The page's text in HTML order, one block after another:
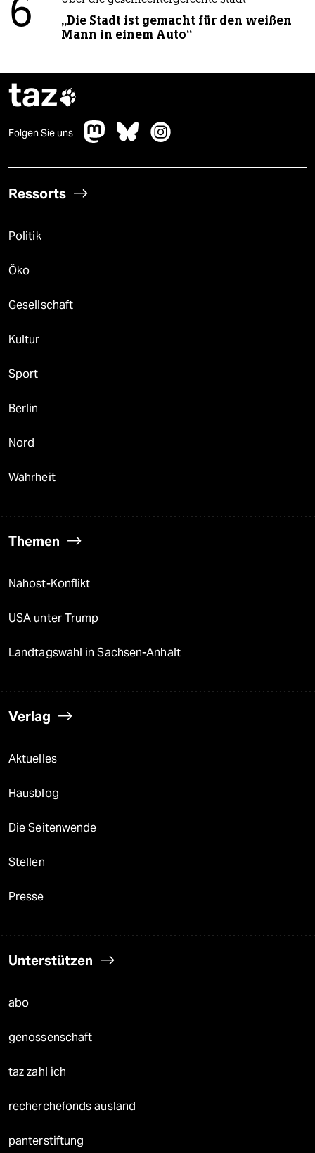
6
„Die Stadt ist gemacht für den weißen
Mann in einem Auto“
taz
Folgen Sie uns
Ressorts
Politik
Öko
Gesellschaft
Kultur
Sport
Berlin
Nord
Wahrheit
Themen
Nahost-Konflikt
USA unter Trump
Landtagswahl in Sachsen-Anhalt
Verlag
Aktuelles
Hausblog
Die Seitenwende
Stellen
Presse
Unterstützen
abo
genossenschaft
taz zahl ich
recherchefonds ausland
panterstiftung